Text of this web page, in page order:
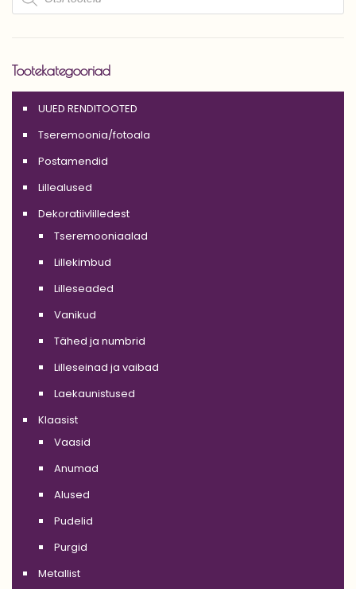
Tootekategooriad
UUED RENDITOOTED
Tseremoonia/fotoala
Postamendid
Lillealused
Dekoratiivlilledest
Tseremooniaalad
Lillekimbud
Lilleseaded
Vanikud
Tähed ja numbrid
Lilleseinad ja vaibad
Laekaunistused
Klaasist
Vaasid
Anumad
Alused
Pudelid
Purgid
Metallist